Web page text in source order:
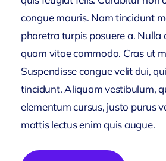
congue mauris. Nam tincidunt
pharetra turpis posuere a. Nulla
quam vitae commodo. Cras ut
Suspendisse congue velit dui,
tincidunt. Aliquam vestibulum,
elementum cursus, justo purus
mattis lectus enim quis augue.